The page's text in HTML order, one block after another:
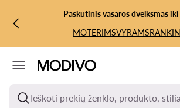
PEREITI PRIE PAGRINDINIO TURINIO
PEREITI Į PAIEŠKĄPaskutinis vasaros dvelksmas
MOTERIMSVYRAMS
Ieškoti prekių ženklo, produkto,